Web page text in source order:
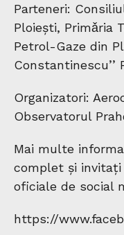
Parteneri:
Ploiești, Primǎria
Petrol-Gaze din
Constantinescu’’
Organizatori:
Observatorul
Mai multe
complet și
oficiale de social
https://